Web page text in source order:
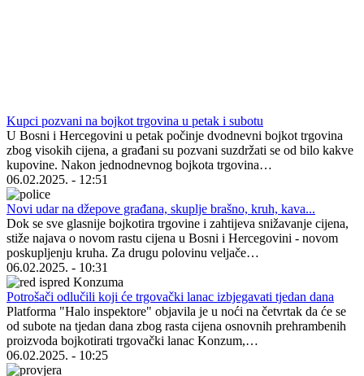
Kupci pozvani na bojkot trgovina u petak i subotu
U Bosni i Hercegovini u petak počinje dvodnevni bojkot trgovina
zbog visokih cijena, a građani su pozvani suzdržati se od bilo kakve
kupovine. Nakon jednodnevnog bojkota trgovina…
06.02.2025. - 12:51
Novi udar na džepove građana, skuplje brašno, kruh, kava...
Dok se sve glasnije bojkotira trgovine i zahtijeva snižavanje cijena,
stiže najava o novom rastu cijena u Bosni i Hercegovini - novom
poskupljenju kruha. Za drugu polovinu veljače…
06.02.2025. - 10:31
Potrošači odlučili koji će trgovački lanac izbjegavati tjedan dana
Platforma "Halo inspektore" objavila je u noći na četvrtak da će se
od subote na tjedan dana zbog rasta cijena osnovnih prehrambenih
proizvoda bojkotirati trgovački lanac Konzum,…
06.02.2025. - 10:25